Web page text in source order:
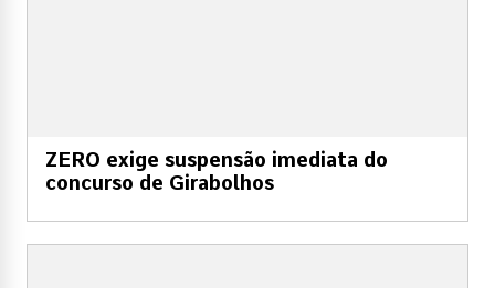
ZERO exige suspensão imediata do
concurso de Girabolhos